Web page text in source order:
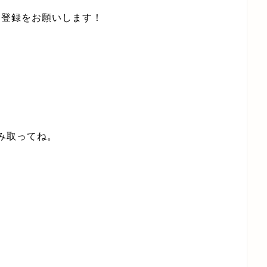
録をお願いします！
ってね。